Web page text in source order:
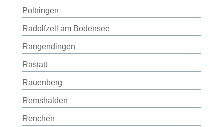
Poltringen
Radolfzell am Bodensee
Rangendingen
Rastatt
Rauenberg
Remshalden
Renchen